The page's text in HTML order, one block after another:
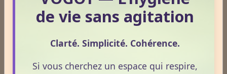
processus naturel, progressif et non thérapeutique
par lequel le corps retrouve un fonctionnement plus
hygiène de vie adaptée.
Lire la suite
de vie sans agitation
Clarté. Simplicité. Cohérence.
Si vous cherchez un espace qui respire,